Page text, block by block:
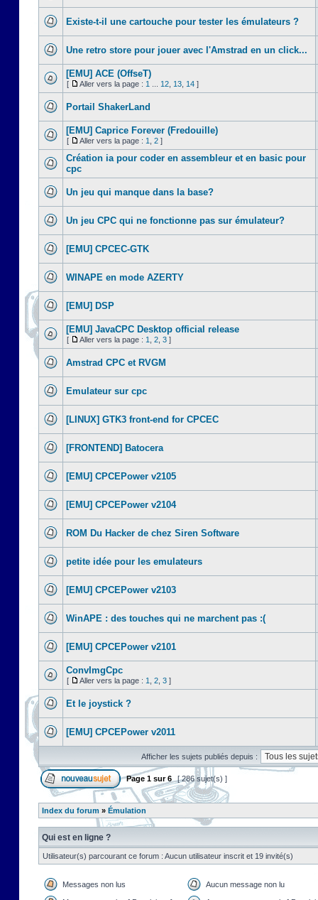
Existe-t-il une cartouche pour tester les émulateurs ?
Une retro store pour jouer avec l'Amstrad en un click...
[EMU] ACE (OffseT)
[ Aller vers la page : 1 12 13 14 ]
Portail ShakerLand
[EMU] Caprice Forever (Fredouille)
[ Aller vers la page : 1 2 ]
Création ia pour coder en assembleur et en basic pour
cpc
Un jeu qui manque dans la base?
Un jeu CPC qui ne fonctionne pas sur émulateur?
[EMU] CPCEC-GTK
WINAPE en mode AZERTY
[EMU] DSP
[EMU] JavaCPC Desktop official release
[ Aller vers la page : 1 2 3 ]
Amstrad CPC et RVGM
Emulateur sur cpc
[LINUX] GTK3 front-end for CPCEC
[FRONTEND] Batocera
[EMU] CPCEPower v2105
[EMU] CPCEPower v2104
ROM Du Hacker de chez Siren Software
petite idée pour les emulateurs
[EMU] CPCEPower v2103
WinAPE : des touches qui ne marchent pas :(
[EMU] CPCEPower v2101
ConvImgCpc
[ Aller vers la page : 1 2 3 ]
Et le joystick ?
[EMU] CPCEPower v2011
Afficher les sujets publiés depuis :
Page 1 sur6 [ 286 sujet(s) ]
Index du forum » Émulation
Qui est en ligne ?
Utilisateur(s) parcourant ce forum : Aucun utilisateur inscrit et 19 invité(s)
Messages non lus Aucun message non lu